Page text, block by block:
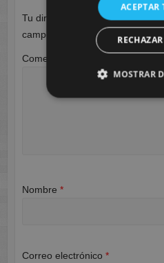
Tu dirección de correo
campos obligatorios están
Comentario
Nombre *
Correo electrónico *
ACEPTAR
MOSTRAR